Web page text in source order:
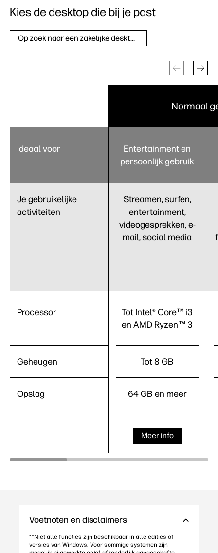
Kies de desktop die bij je past
Op zoek naar een zakelijke desktop?
Ideaal voor
Je gebruikelijke
activiteiten
Processor
Geheugen
Opslag
Normaal
Entertainment en
persoonlijk gebruik
Streamen, surfen,
entertainment,
videogesprekken, e-
mail, social media
Tot Intel® CoreTM i3
en AMD Ryzen TM 3
Tot 8 GB
64 GB en meer
Meer info
Voetnoten en disclaimers
**Niet alle functies zijn beschikbaar in alle edities of
versies van Windows. Voor sommige systemen zijn